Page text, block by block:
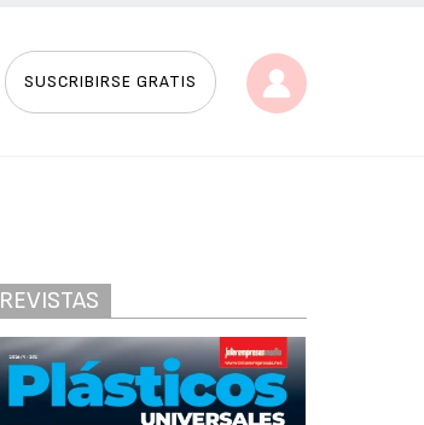
SUSCRIBIRSE GRATIS
REVISTAS